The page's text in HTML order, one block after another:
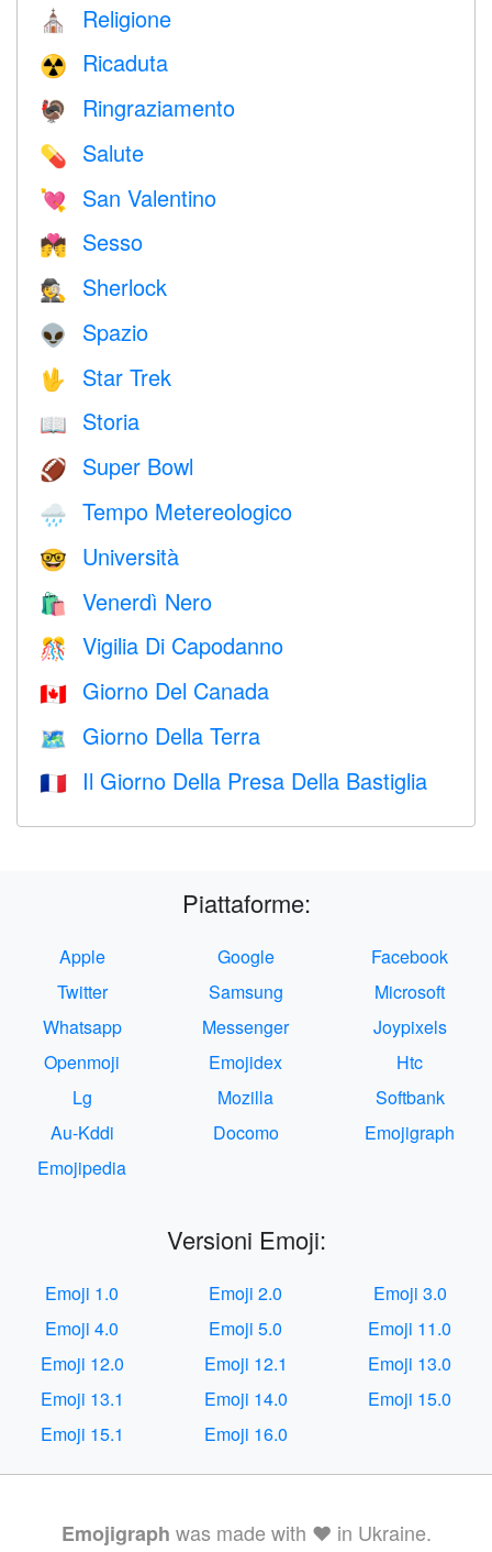
⛪️ Religione
☢️ Ricaduta
🦃 Ringraziamento
💊 Salute
💘 San Valentino
💏 Sesso
🕵️ Sherlock
👽 Spazio
🖖 Star Trek
📖 Storia
🏈 Super Bowl
🌧 Tempo Metereologico
🤓 Università
🛍 Venerdì Nero
🎊 Vigilia Di Capodanno
🇨🇦 Giorno Del Canada
🗺️ Giorno Della Terra
🇫🇷 Il Giorno Della Presa Della Bastiglia
Piattaforme:
Apple Google
Facebook
Twitter
Samsung
Microsoft
Whatsapp
Messenger
Joypixels
Openmoji
Emojidex
Htc
Lg
Mozilla
Softbank
Au-Kddi
Docomo
Emojigraph
Emojipedia
Versioni Emoji:
Emoji 1.0 Emoji 2.0
Emoji 3.0
Emoji 4.0
Emoji 5.0
Emoji 11.0
Emoji 12.0
Emoji 12.1
Emoji 13.0
Emoji 13.1
Emoji 14.0
Emoji 15.0
Emoji 15.1
Emoji 16.0
Emojigraph was made with ❤️ in Ukraine.